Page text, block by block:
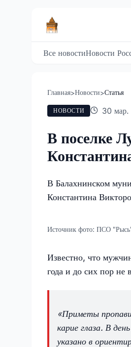
Все новостиНовости
Главная>Новости>Статья
НОВОСТИ 30
В поселке
В Балахнинском
Константина
Источник фото: ПСО
Известно, что
года и до сих пор не
«Приметы
карие глаза. В
указано в